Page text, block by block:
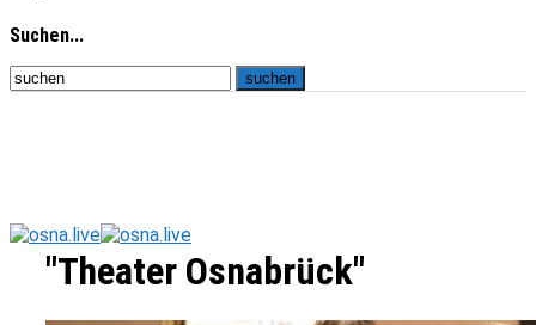
Suchen...
"Theater Osnabrück"